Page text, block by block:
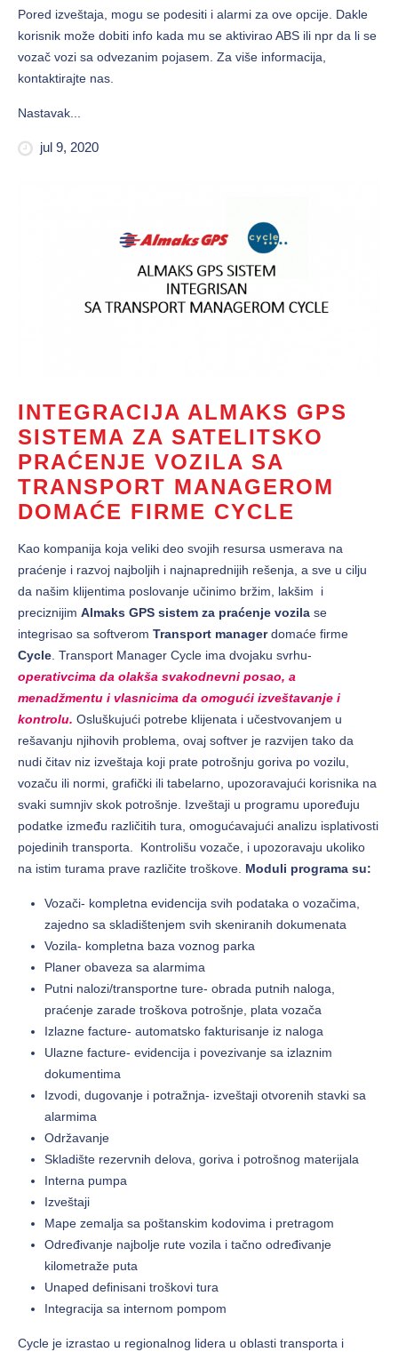
Pored izveštaja, mogu se podesiti i alarmi za ove opcije. Dakle
korisnik može dobiti info kada mu se aktivirao ABS ili npr da li se
vozač vozi sa odvezanim pojasem. Za više informacija,
kontaktirajte nas.
Nastavak...
jul 9, 2020
INTEGRACIJA ALMAKS GPS
SISTEMA ZA SATELITSKO
PRAĆENJE VOZILA SA
TRANSPORT MANAGEROM
DOMAĆE FIRME CYCLE
Kao kompanija koja veliki deo svojih resursa usmerava na
praćenje i razvoj najboljih i najnaprednijih rešenja, a sve u cilju
da našim klijentima poslovanje učinimo bržim, lakšim i
preciznijim Almaks GPS sistem za praćenje vozila se
integrisao sa softverom Transport managerdomaće firme
Cycle. Transport Manager Cycle ima dvojaku svrhu-
operativcima da olakša svakodnevni posao, a
menadžmentu i vlasnicima da omogući izveštavanje i
kontrolu. Osluškujući potrebe klijenata i učestvovanjem u
rešavanju njihovih problema, ovaj softver je razvijen tako da
nudi čitav niz izveštaja koji prate potrošnju goriva po vozilu,
vozaču ili normi, grafički ili tabelarno, upozoravajući korisnika na
svaki sumnjiv skok potrošnje. Izveštaji u programu upoređuju
podatke između različitih tura, omogućavajući analizu isplativosti
pojedinih transporta. Kontrolišu vozače, i upozoravaju ukoliko
na istim turama prave različite troškove. Moduli programa su:
Vozači- kompletna evidencija svih podataka o vozačima,
zajedno sa skladištenjem svih skeniranih dokumenata
Vozila- kompletna baza voznog parka
Planer obaveza sa alarmima
Putni nalozi/transportne ture- obrada putnih naloga,
praćenje zarade troškova potrošnje, plata vozača
Izlazne facture- automatsko fakturisanje iz naloga
Ulazne facture- evidencija i povezivanje sa izlaznim
dokumentima
Izvodi, dugovanje i potražnja- izveštaji otvorenih stavki sa
alarmima
Održavanje
Skladište rezervnih delova, goriva i potrošnog materijala
Interna pumpa
Izveštaji
Mape zemalja sa poštanskim kodovima i pretragom
Određivanje najbolje rute vozila i tačno određivanje
kilometraže puta
Unaped definisani troškovi tura
Integracija sa internom pompom
Cycle je izrastao u regionalnog lidera u oblasti transporta i